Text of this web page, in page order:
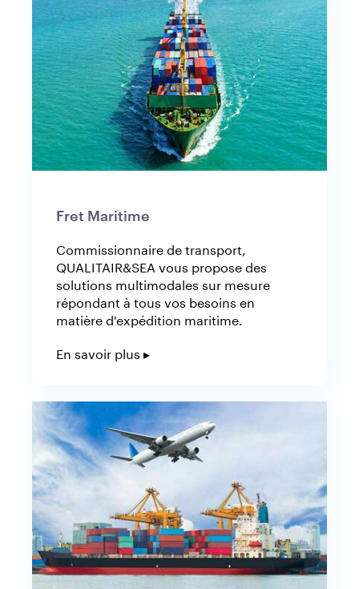
Fret Maritime
Commissionnaire de transport,
QUALITAIR&SEA vous propose des
solutions multimodales sur mesure
répondant à tous vos besoins en
matière d'expédition maritime.
En savoir plus ▸